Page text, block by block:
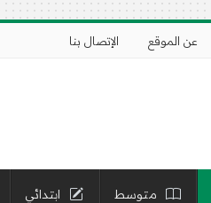
عن الموقع الإتصال بنا
متوسط ابتدائي